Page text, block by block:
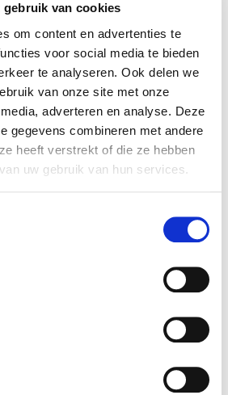
gebruik van cookies
om content en advertenties te
voor social media te bieden
te analyseren. Ook delen we
van onze site met onze
adverteren en analyse. Deze
gegevens combineren met andere
heeft verstrekt of die ze hebben
uw gebruik van hun services.
1131471
responsable dans
magasins